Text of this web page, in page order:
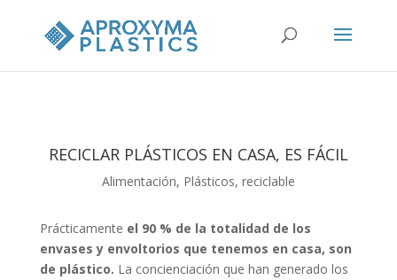
RECICLAR PLÁSTICOS EN CASA, ES FÁCIL
Alimentación, Plásticos, reciclable
Prácticamente el 90 % de la totalidad de los
envases y envoltorios que tenemos en casa, son
de plástico. La concienciación que han generado los